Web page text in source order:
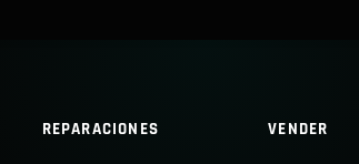
REPARACIONES VENDER